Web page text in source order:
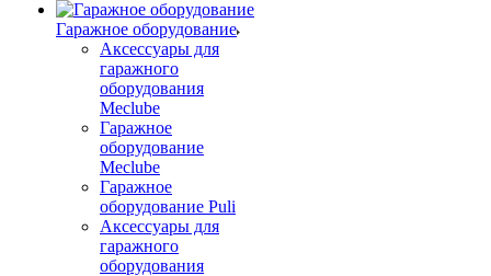
Гаражное оборудование
Аксессуары для
гаражного
оборудования
Meclube
Гаражное
оборудование
Meclube
Гаражное
оборудование Puli
Аксессуары для
гаражного
оборудования